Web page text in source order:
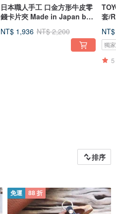
日本職人手工 口金方形牛皮零
錢卡片夾 Made in Japan by
NT$ 1,936 NT$ 2,200
套/
獨
5
排序
免運 88 折